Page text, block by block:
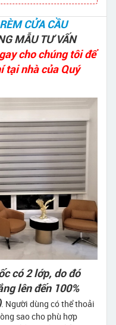
CỬA CẦU
MẪU TƯ VẤN
cho chúng tôi để
tại nhà của Quý
có 2 lớp, do đó
lên đến 100%
. Người dùng có thể thoải
sao cho phù hợp